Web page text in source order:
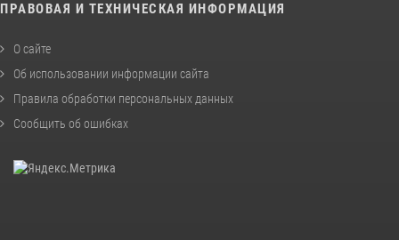
ПРАВОВАЯ И ТЕХНИЧЕСКАЯ ИНФОРМАЦИЯ
О сайте
Об использовании информации сайта
Правила обработки персональных данных
Сообщить об ошибках